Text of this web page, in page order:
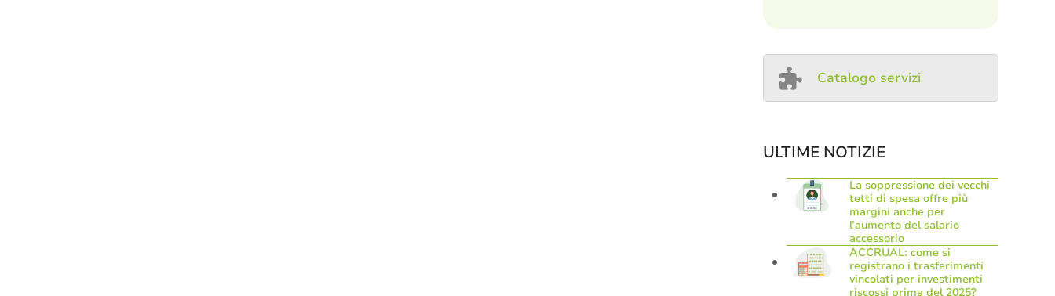
Catalogo servizi
ULTIME NOTIZIE
La soppressione dei vecchi
tetti di spesa offre più
margini anche per
l’aumento del salario
accessorio
ACCRUAL: come si
registrano i trasferimenti
vincolati per investimenti
riscossi prima del 2025?